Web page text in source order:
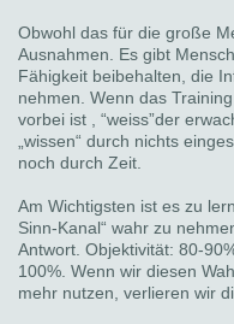
Obwohl das für die große
Ausnahmen. Es gibt
Fähigkeit beibehalten, die
nehmen. Wenn das
vorbei ist , “weiss”der
„wissen“ durch nichts
noch durch Zeit.
Am Wichtigsten ist es zu
Sinn-Kanal“ wahr zu
Antwort. Objektivität: 80-
100%. Wenn wir diesen
mehr nutzen, verlieren wir